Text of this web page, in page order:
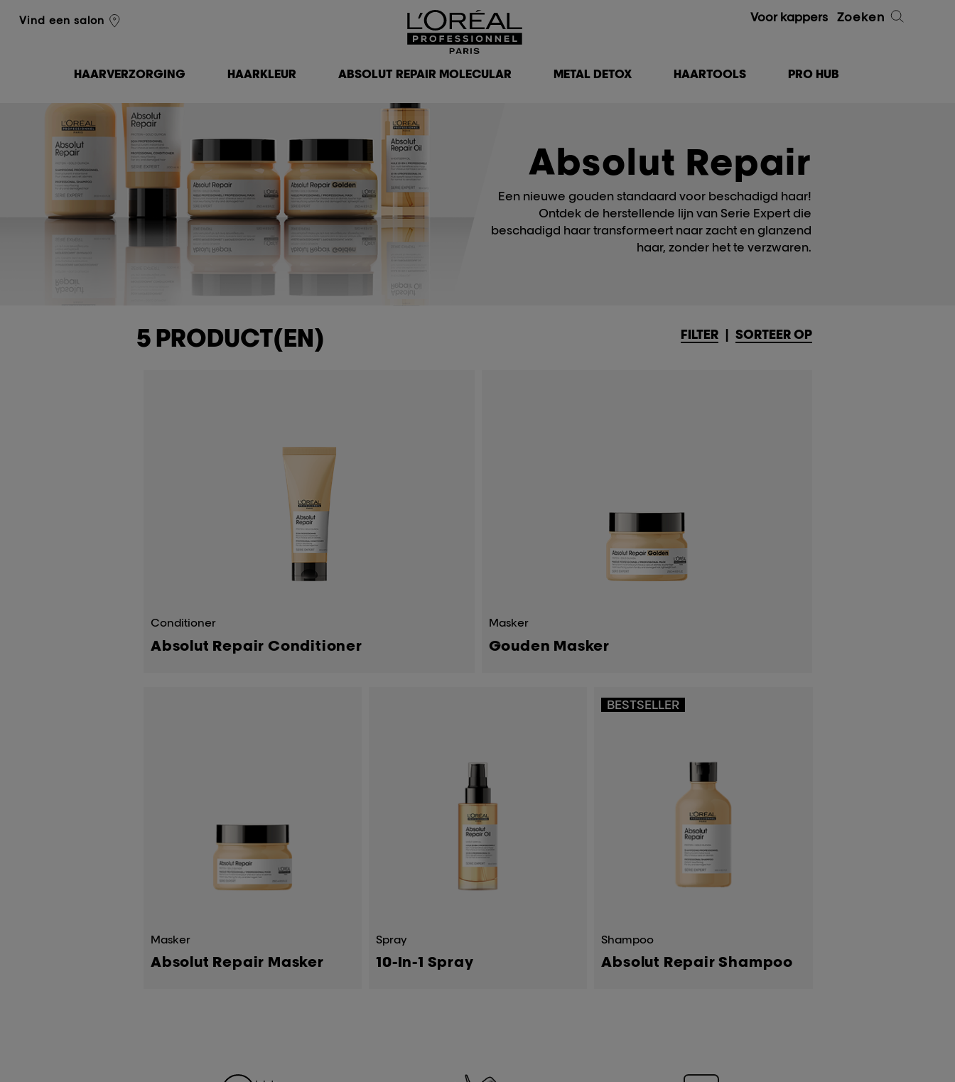
Vind een salon
L'Oréal Professionnel Voor kappers Zoeken
HAARVERZORGING HAARKLEUR ABSOLUT REPAIR MOLECULAR METAL DETOX HAARTOOLS PRO HUB
Absolut Repair
Een nieuwe gouden standaard voor beschadigd haar!
Ontdek de herstellende lijn van Serie Expert die
beschadigd haar transformeert naar zacht en glanzend
haar, zonder het te verzwaren.
5 PRODUCT(EN) FILTER SORTEER OP
Conditioner
Absolut Repair Conditioner
Masker
Gouden Masker
Masker
Absolut Repair Masker
Spray
10-In-1 Spray
BESTSELLER
Shampoo
Absolut Repair Shampoo